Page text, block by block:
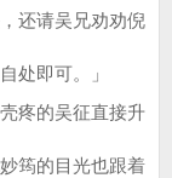
还请吴兄劝劝倪
处即可。」
疼的吴征直接升
筠的目光也跟着